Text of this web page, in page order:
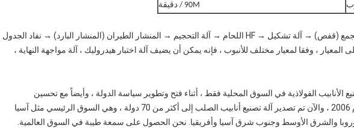
90M / دقيقة
المعيار ، وفقا لمعيار مختلف للأنبوب ، فإنه يمكن أن يضيف آلة اختبار هيدروليك ، آلة مواجهة النهاية ،
الأنابيب الفولاذية في السوق المحلية فقط ، أثناء فتح وتطوير سياسة الدولة ، وأيضاً مع تحسين
التكنولوجيا ، نبدأ تصدير الآلات منذ عام 2006 ، والآن تم تصدير آلة تصنيع أنابيب الصلب إلى أكثر من 70 دولة ، وهي السوق الرئيسي مثل آسيا
وأوروبا والشرق الأوسط وجنوب شرق آسيا وأفريقيا. نحن الحصول على سمعة طيبة في السوق العالمية.